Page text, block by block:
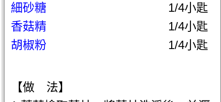
細砂糖
1/4小匙
香菇精
1/4小匙
胡椒粉
1/4小匙
【做 法】